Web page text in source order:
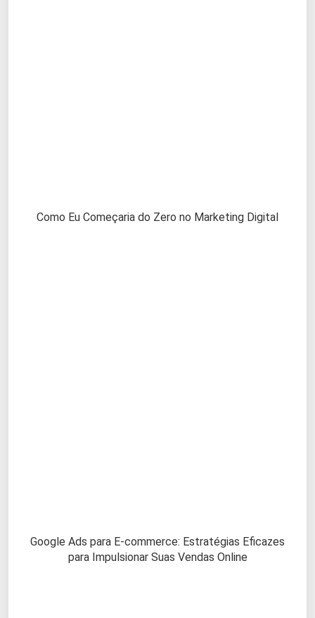
Como Eu Começaria do Zero no Marketing Digital
Google Ads para E-commerce: Estratégias Eficazes
para Impulsionar Suas Vendas Online